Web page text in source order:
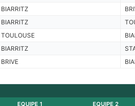
BIARRITZ
BIARRITZ
TOULOUSE
BIARRITZ
BRIVE
EQUIPE 1 EQUIPE 2